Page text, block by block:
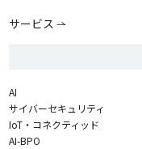
サービス
AI
サイバーセキュリティ
IoT・コネクティッド
AI-BPO